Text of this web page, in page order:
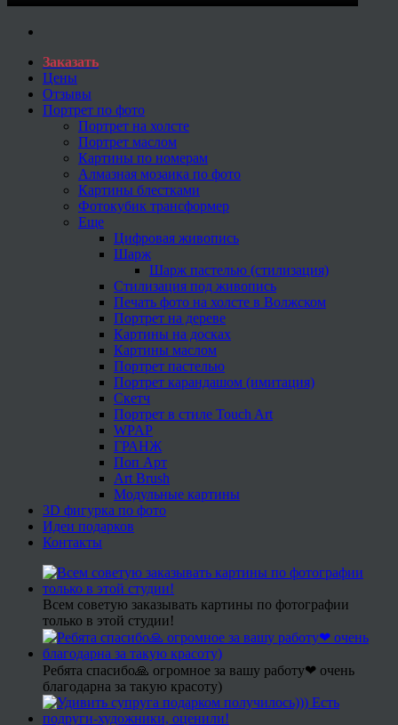
Заказать
Цены
Отзывы
Портрет по фото
Портрет на холсте
Портрет маслом
Картины по номерам
Алмазная мозаика по фото
Картины блестками
Фотокубик трансформер
Еще
Цифровая живопись
Шарж
Шарж пастелью (стилизация)
Стилизация под живопись
Печать фото на холсте в Волжском
Портрет на дереве
Картины на досках
Картины маслом
Портрет пастелью
Портрет карандашом (имитация)
Скетч
Портрет в стиле Touch Art
WPAP
ГРАНЖ
Поп Арт
Art Brush
Модульные картины
3D фигурка по фото
Идеи подарков
Контакты
Всем советую заказывать картины по фотографии
только в этой студии!
Ребята спасибо🙏 огромное за вашу работу❤ очень
благодарна за такую красоту)